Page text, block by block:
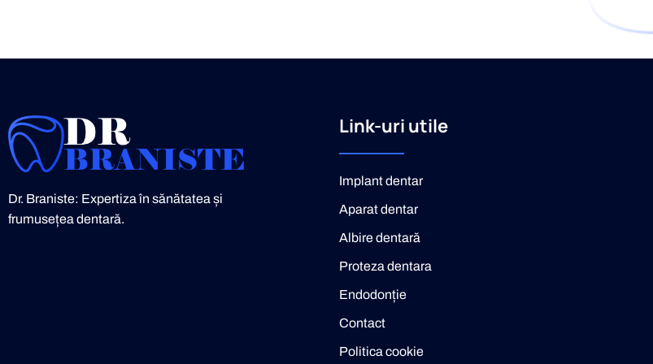
Dr. Braniste: Expertiza în sănătatea și
frumusețea dentară.
Link-uri utile
Implant dentar
Aparat dentar
Albire dentară
Proteza dentara
Endodonție
Contact
Politica cookie